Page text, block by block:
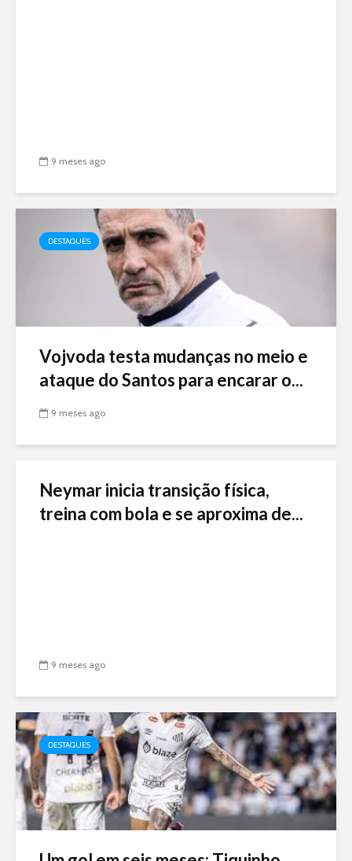
9 meses ago
DESTAQUES
Vojvoda testa mudanças no meio e
ataque do Santos para encarar o...
9 meses ago
Neymar inicia transição física,
treina com bola e se aproxima de...
9 meses ago
DESTAQUES